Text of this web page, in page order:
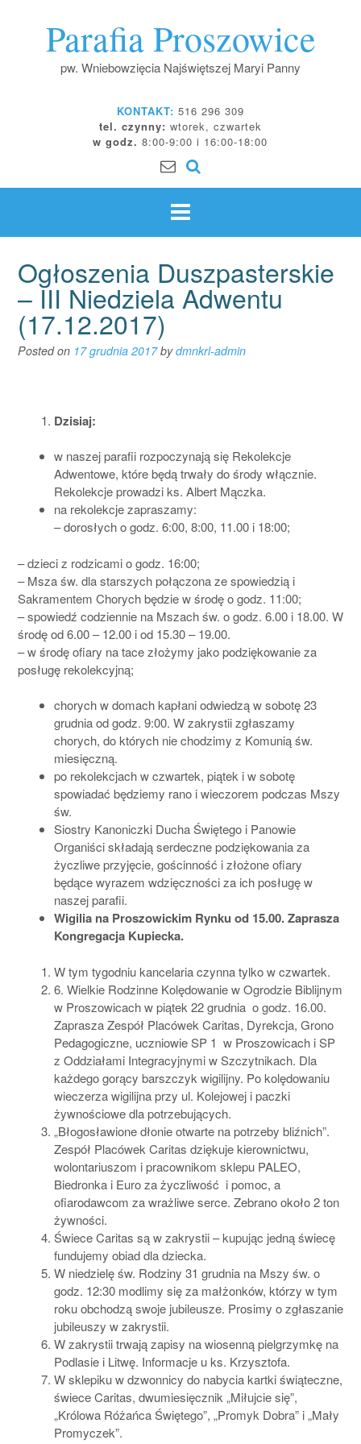
Parafia Proszowice
pw. Wniebowzięcia Najświętszej Maryi Panny
KONTAKT: 516 296 309
tel. czynny: wtorek, czwartek
w godz. 8:00-9:00 i 16:00-18:00
Ogłoszenia Duszpasterskie
– III Niedziela Adwentu
(17.12.2017)
Posted on 17 grudnia 2017bydmnkrl-admin
Dzisiaj:
w naszej parafii rozpoczynają się Rekolekcje
Adwentowe, które będą trwały do środy włącznie.
Rekolekcje prowadzi ks. Albert Mączka.
na rekolekcje zapraszamy:
– dorosłych o godz. 6:00, 8:00, 11.00 i 18:00;
– dzieci z rodzicami o godz. 16:00;
– Msza św. dla starszych połączona ze spowiedzią i
Sakramentem Chorych będzie w środę o godz. 11:00;
– spowiedź codziennie na Mszach św. o godz. 6.00 i 18.00. W
środę od 6.00 – 12.00 i od 15.30 – 19.00.
– w środę ofiary na tace złożymy jako podziękowanie za
posługę rekolekcyjną;
chorych w domach kapłani odwiedzą w sobotę 23
grudnia od godz. 9:00. W zakrystii zgłaszamy
chorych, do których nie chodzimy z Komunią św.
miesięczną.
po rekolekcjach w czwartek, piątek i w sobotę
spowiadać będziemy rano i wieczorem podczas Mszy
św.
Siostry Kanoniczki Ducha Świętego i Panowie
Organiści składają serdeczne podziękowania za
życzliwe przyjęcie, gościnność i złożone ofiary
będące wyrazem wdzięczności za ich posługę w
naszej parafii.
Wigilia na Proszowickim Rynku od 15.00. Zaprasza
Kongregacja Kupiecka.
W tym tygodniu kancelaria czynna tylko w czwartek.
6. Wielkie Rodzinne Kolędowanie w Ogrodzie Biblijnym
w Proszowicach w piątek 22 grudnia o godz. 16.00.
Zaprasza Zespół Placówek Caritas, Dyrekcja, Grono
Pedagogiczne, uczniowie SP 1 w Proszowicach i SP
z Oddziałami Integracyjnymi w Szczytnikach. Dla
każdego gorący barszczyk wigilijny. Po kolędowaniu
wieczerza wigilijna przy ul. Kolejowej i paczki
żywnościowe dla potrzebujących.
„Błogosławione dłonie otwarte na potrzeby bliźnich”.
Zespół Placówek Caritas dziękuje kierownictwu,
wolontariuszom i pracownikom sklepu PALEO,
Biedronka i Euro za życzliwość i pomoc, a
ofiarodawcom za wrażliwe serce. Zebrano około 2 ton
żywności.
Świece Caritas są w zakrystii – kupując jedną świecę
fundujemy obiad dla dziecka.
W niedzielę św. Rodziny 31 grudnia na Mszy św. o
godz. 12:30 modlimy się za małżonków, którzy w tym
roku obchodzą swoje jubileusze. Prosimy o zgłaszanie
jubileuszy w zakrystii.
W zakrystii trwają zapisy na wiosenną pielgrzymkę na
Podlasie i Litwę. Informacje u ks. Krzysztofa.
W sklepiku w dzwonnicy do nabycia kartki świąteczne,
świece Caritas, dwumiesięcznik „Miłujcie się”,
„Królowa Różańca Świętego”, „Promyk Dobra” i „Mały
Promyczek”.